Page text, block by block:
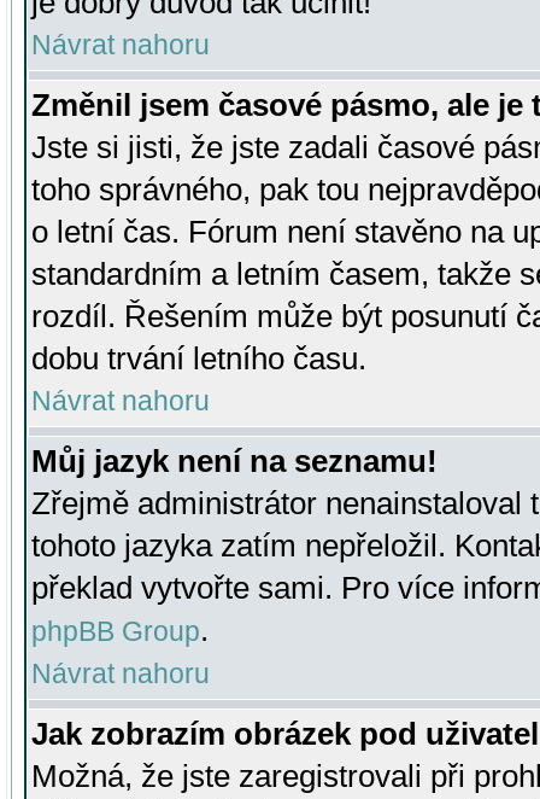
Návrat nahoru
Změnil jsem časové pásmo, ale je
Jste si jisti, že jste zadali časové
toho správného, pak tou
o letní čas. Fórum není stavěno na
standardním a letním časem, takže
rozdíl. Řešením může být posunutí
dobu trvání letního času.
Návrat nahoru
Můj jazyk není na seznamu!
Zřejmě administrátor nenainstaloval
tohoto jazyka zatím nepřeložil.
překlad vytvořte sami. Pro více
phpBB Group.
Návrat nahoru
Jak zobrazím obrázek pod
Možná, že jste zaregistrovali při